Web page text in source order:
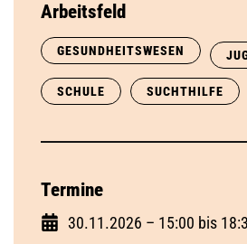
Arbeitsfeld
GESUNDHEITSWESEN
SCHULE SUCHTHILFE
Termine
30.11.2026 – 15:00 bis